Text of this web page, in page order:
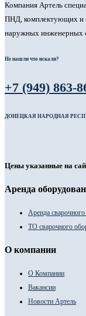
Компания Артель
ПНД, комплектующих и
наружных инженерных
Не нашли что искали?
+7 (949) 863-
ДОНЕЦКАЯ НАРОДНАЯ
Цены указанные на
Аренда
Аренда
ТО сварочного
О компании
О Компании
Вакансии
Новости Артель